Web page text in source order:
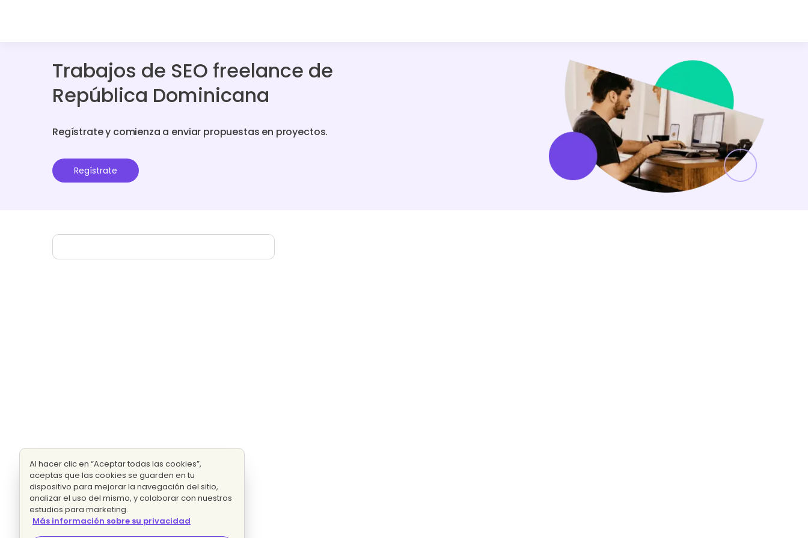
Trabajos de SEO freelance de
República Dominicana
Regístrate y comienza a enviar propuestas en proyectos.
Regístrate
Al hacer clic en “Aceptar todas las cookies”,
aceptas que las cookies se guarden en tu
dispositivo para mejorar la navegación del sitio,
analizar el uso del mismo, y colaborar con nuestros
estudios para marketing.
Más información sobre su privacidad